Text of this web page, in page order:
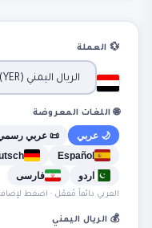
💱 العملة
🌐 اللغات المعروضة
🌙 عربي 📜 عربي
Español
اردو
فارسی
العربي دائماً مُفعّل · اضغط
💰 الريال اليمني